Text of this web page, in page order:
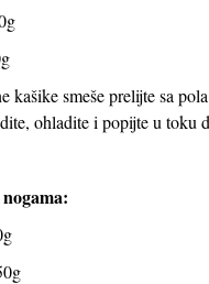
kašike smeše prelijte sa
ohladite i popijte u toku